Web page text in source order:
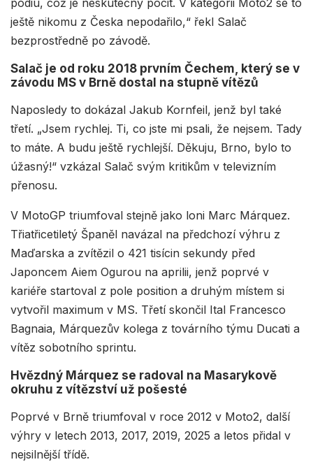
ještě nikomu z Česka nepodařilo,“ řekl Salač
bezprostředně po závodě.
Salač je od roku 2018 prvním Čechem, který se v
závodu MS v Brně dostal na stupně vítězů
Naposledy to dokázal Jakub Kornfeil, jenž byl také
třetí. „Jsem rychlej. Ti, co jste mi psali, že nejsem. Tady
to máte. A budu ještě rychlejší. Děkuju, Brno, bylo to
úžasný!“ vzkázal Salač svým kritikům v televizním
přenosu.
V MotoGP triumfoval stejně jako loni Marc Márquez.
Třiatřicetiletý Španěl navázal na předchozí výhru z
Maďarska a zvítězil o 421 tisícin sekundy před
Japoncem Aiem Ogurou na aprilii, jenž poprvé v
kariéře startoval z pole position a druhým místem si
vytvořil maximum v MS. Třetí skončil Ital Francesco
Bagnaia, Márquezův kolega z továrního týmu Ducati a
vítěz sobotního sprintu.
Hvězdný Márquez se radoval na Masarykově
okruhu z vítězství už pošesté
Poprvé v Brně triumfoval v roce 2012 v Moto2, další
výhry v letech 2013, 2017, 2019, 2025 a letos přidal v
nejsilnější třídě.